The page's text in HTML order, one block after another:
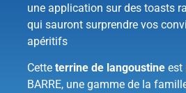
une application sur des toasts
qui sauront surprendre vos
apéritifs
Cetteterrine de langoustine est
BARRE, une gamme de la